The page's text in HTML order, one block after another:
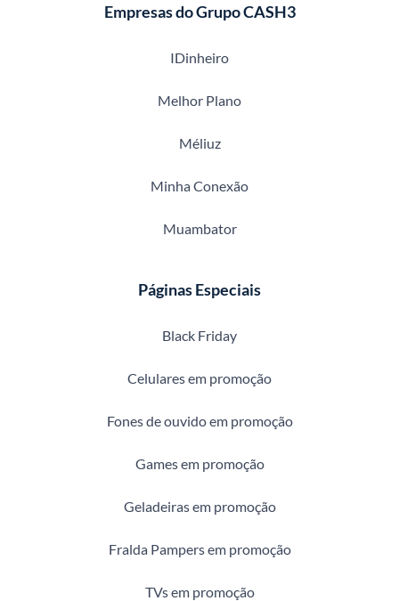
Empresas do Grupo CASH3
IDinheiro
Melhor Plano
Méliuz
Minha Conexão
Muambator
Páginas Especiais
Black Friday
Celulares em promoção
Fones de ouvido em promoção
Games em promoção
Geladeiras em promoção
Fralda Pampers em promoção
TVs em promoção